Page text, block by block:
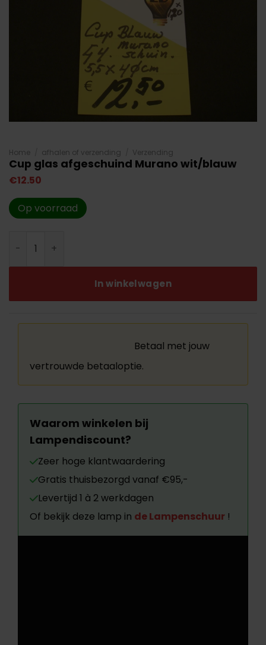
Home afhalen of verzending Verzending
Cup glas afgeschuind Murano wit/blauw
€12.50
Op voorraad
In winkelwagen
Betaal met jouw
vertrouwde betaaloptie.
Waarom winkelen bij
Lampendiscount?
Zeer hoge klantwaardering
Gratis thuisbezorgd vanaf €95,-
Levertijd 1 à 2 werkdagen
Of bekijk deze lamp in de Lampenschuur !